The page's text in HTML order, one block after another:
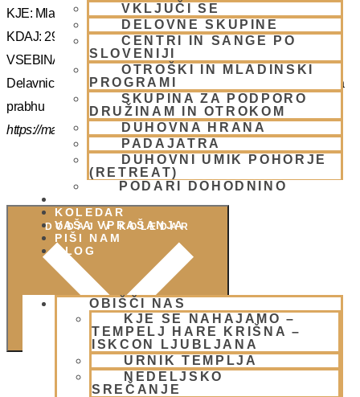
VKLJUČI SE
DELOVNE SKUPINE
CENTRI IN SANGE PO
SLOVENIJI
OTROŠKI IN MLADINSKI
PROGRAMI
SKUPINA ZA PODPORO
DRUŽINAM IN OTROKOM
DUHOVNA HRANA
PADAJATRA
DUHOVNI UMIK POHORJE
(RETREAT)
PODARI DOHODNINO
KOLEDAR
VAŠA VPRAŠANJA
PIŠI NAM
BLOG
OBIŠČI NAS
KJE SE NAHAJAMO –
TEMPELJ HARE KRIŠNA –
ISKCON LJUBLJANA
URNIK TEMPLJA
NEDELJSKO
SREČANJE
KJE: Mladinski dom na Smolniku (mariborsko Pohorje)
KDAJ: 29.7.- 2.8.2025 (od torka do sobote)
VSEBINA:
Delavnice in bo vodil, Šrila Prabhupadov učenec NM Mahatma
prabhu
https://mahatmadas.com